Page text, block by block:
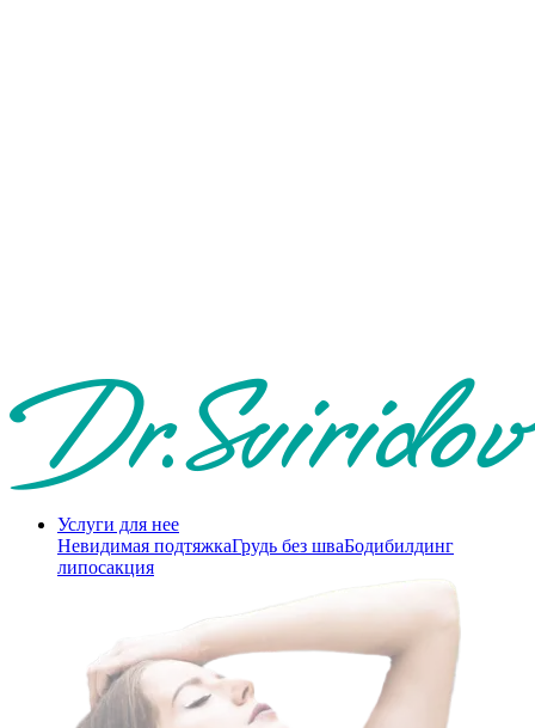
Услуги для нее
Невидимая подтяжкаГрудь без шваБодибилдинг
липосакция